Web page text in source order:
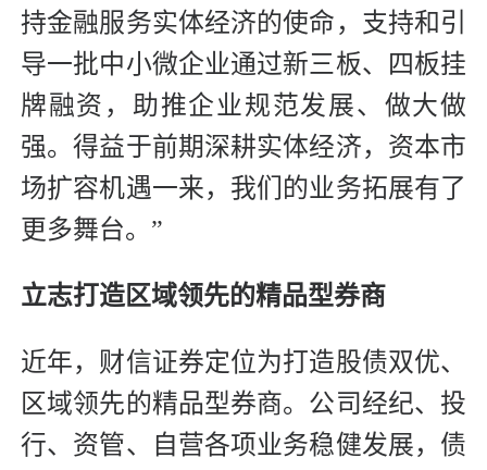
持金融服务实体经济的使命，支持和引
导一批中小微企业通过新三板、四板挂
牌融资，助推企业规范发展、做大做
强。得益于前期深耕实体经济，资本市
场扩容机遇一来，我们的业务拓展有了
更多舞台。”
立志打造区域领先的精品型券商
近年，财信证券定位为打造股债双优、
区域领先的精品型券商。公司经纪、投
行、资管、自营各项业务稳健发展，债